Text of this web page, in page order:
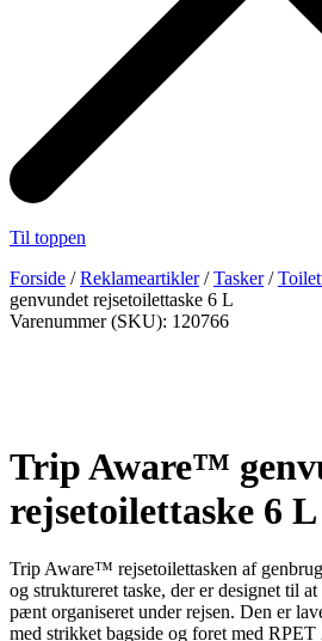
Til toppen
Forside /Reklameartikler/Tasker/
genvundet rejsetoilettaske 6 L
Varenummer (SKU): 120766
Trip Aware™
rejsetoilettaske 6 L
Trip Aware™ rejsetoilettasken af
og struktureret taske, der er designet til
pænt organiseret under rejsen. Den er
med strikket bagside og foret med